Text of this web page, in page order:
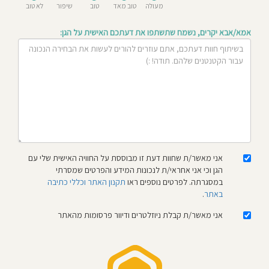
מעולה טוב מאד טוב
שיפור
לא טוב
אמא/אבא יקרים, נשמח שתשתפו את דעתכם האישית על הגן:
אני מאשר/ת שחוות דעת זו מבוססת על החוויה האישית שלי עם
הגן וכי אני אחראי/ת לנכונות המידע והפרטים שמסרתי
במסגרתה. לפרטים נוספים ראו תקנון האתר וכללי כתיבה
באתר.
אני מאשר/ת קבלת ניוזלטרים ודיוור פרסומות מהאתר